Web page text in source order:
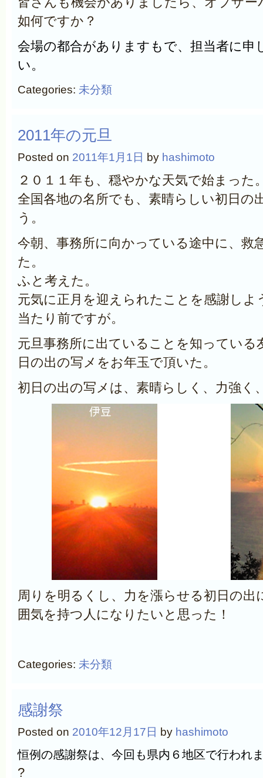
如何ですか？
会場の都合がありますもで、担当者に申
い。
Categories: 未分類
2011年の元旦
Posted on 2011年1月1日 by hashimoto
２０１１年も、穏やかな天気で始まった
全国各地の名所でも、素晴らしい初日の
う。
今朝、事務所に向かっている途中に、救
た。
ふと考えた。
元気に正月を迎えられたことを感謝しよ
当たり前ですが。
元旦事務所に出ていることを知っている
日の出の写メをお年玉で頂いた。
初日の出の写メは、素晴らしく、力強く
周りを明るくし、力を漲らせる初日の出
囲気を持つ人になりたいと思った！
Categories: 未分類
感謝祭
Posted on 2010年12月17日 by hashimoto
恒例の感謝祭は、今回も県内６地区で行われ
?